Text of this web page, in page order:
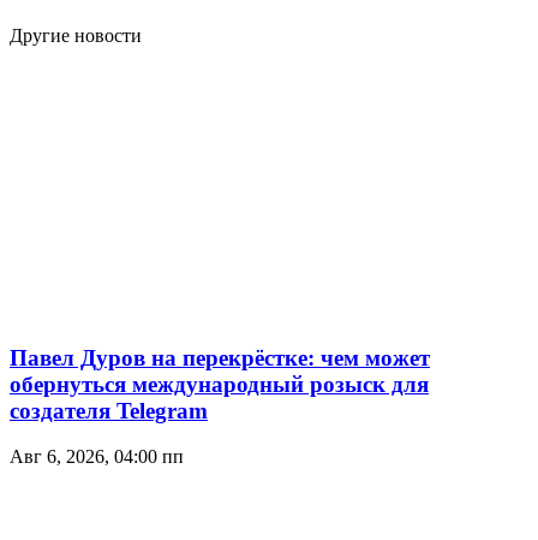
Другие новости
Павел Дуров на перекрёстке: чем может
обернуться международный розыск для
создателя Telegram
Авг 6, 2026, 04:00 пп